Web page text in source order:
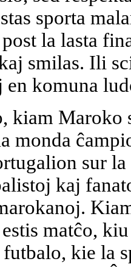
sporta
la lasta
smilas. Ili
en komuna
kiam
monda
sur
kaj
matĉo,
kie la